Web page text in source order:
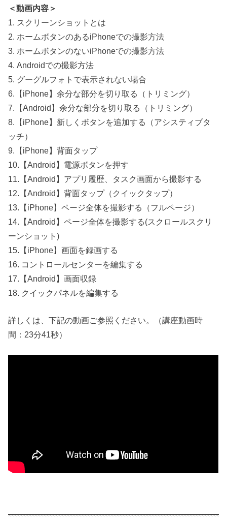
＜動画内容＞
1. スクリーンショットとは
2. ホームボタンのあるiPhoneでの撮影方法
3. ホームボタンのないiPhoneでの撮影方法
4. Androidでの撮影方法
5. グーグルフォトで表示されない場合
6.【iPhone】余分な部分を切り取る（トリミング）
7.【Android】余分な部分を切り取る（トリミング）
8.【iPhone】新しくボタンを追加する（アシスティブタ
ッチ）
9.【iPhone】背面タップ
10.【Android】電源ボタンを押す
11.【Android】アプリ履歴、タスク画面から撮影する
12.【Android】背面タップ（クイックタップ）
13.【iPhone】ページ全体を撮影する（フルページ）
14.【Android】ページ全体を撮影する(スクロールスクリ
ーンショット)
15.【iPhone】画面を録画する
16. コントロールセンターを編集する
17.【Android】画面収録
18. クイックパネルを編集する
詳しくは、下記の動画ご参照ください。（講座動画時
間：23分41秒）